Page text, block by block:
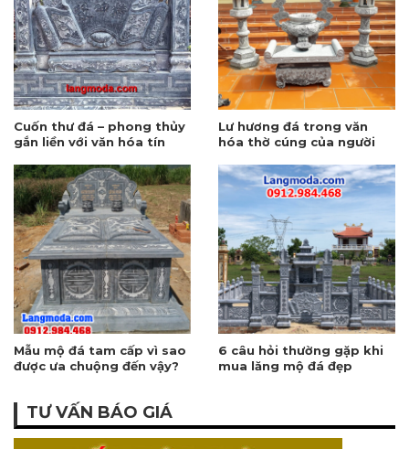
Cuốn thư đá – phong thủy
gắn liền với văn hóa tín
Lư hương đá trong văn
hóa thờ cúng của người
Mẫu mộ đá tam cấp vì sao
được ưa chuộng đến vậy?
6 câu hỏi thường gặp khi
mua lăng mộ đá đẹp
TƯ VẤN BÁO GIÁ